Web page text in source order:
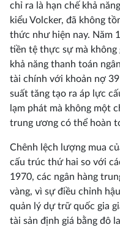
chỉ ra là hạn chế khả
kiểu Volcker, đã không
thức như hiện nay. Năm
tiền tệ thực sự mà không
khả năng thanh toán
tài chính với khoản nợ
suất tăng tạo ra áp lực
lạm phát mà không một
trung ương có thể hoàn
Chênh lệch lượng mua
cấu trúc thứ hai so với
1970, các ngân hàng
vàng, vì sự điều chỉnh
quản lý dự trữ quốc gia
tài sản định giá bằng đô